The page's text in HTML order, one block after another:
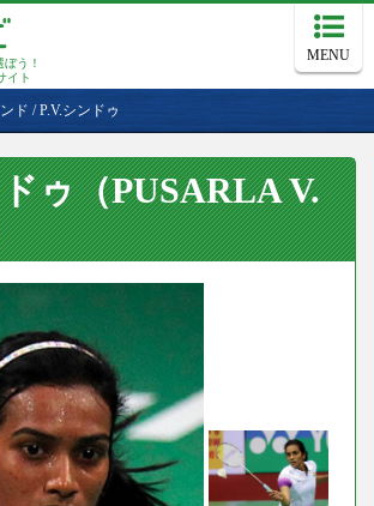
う！
イト
MENU
ド /P.V.シンドゥ
ゥ（PUSARLA V.